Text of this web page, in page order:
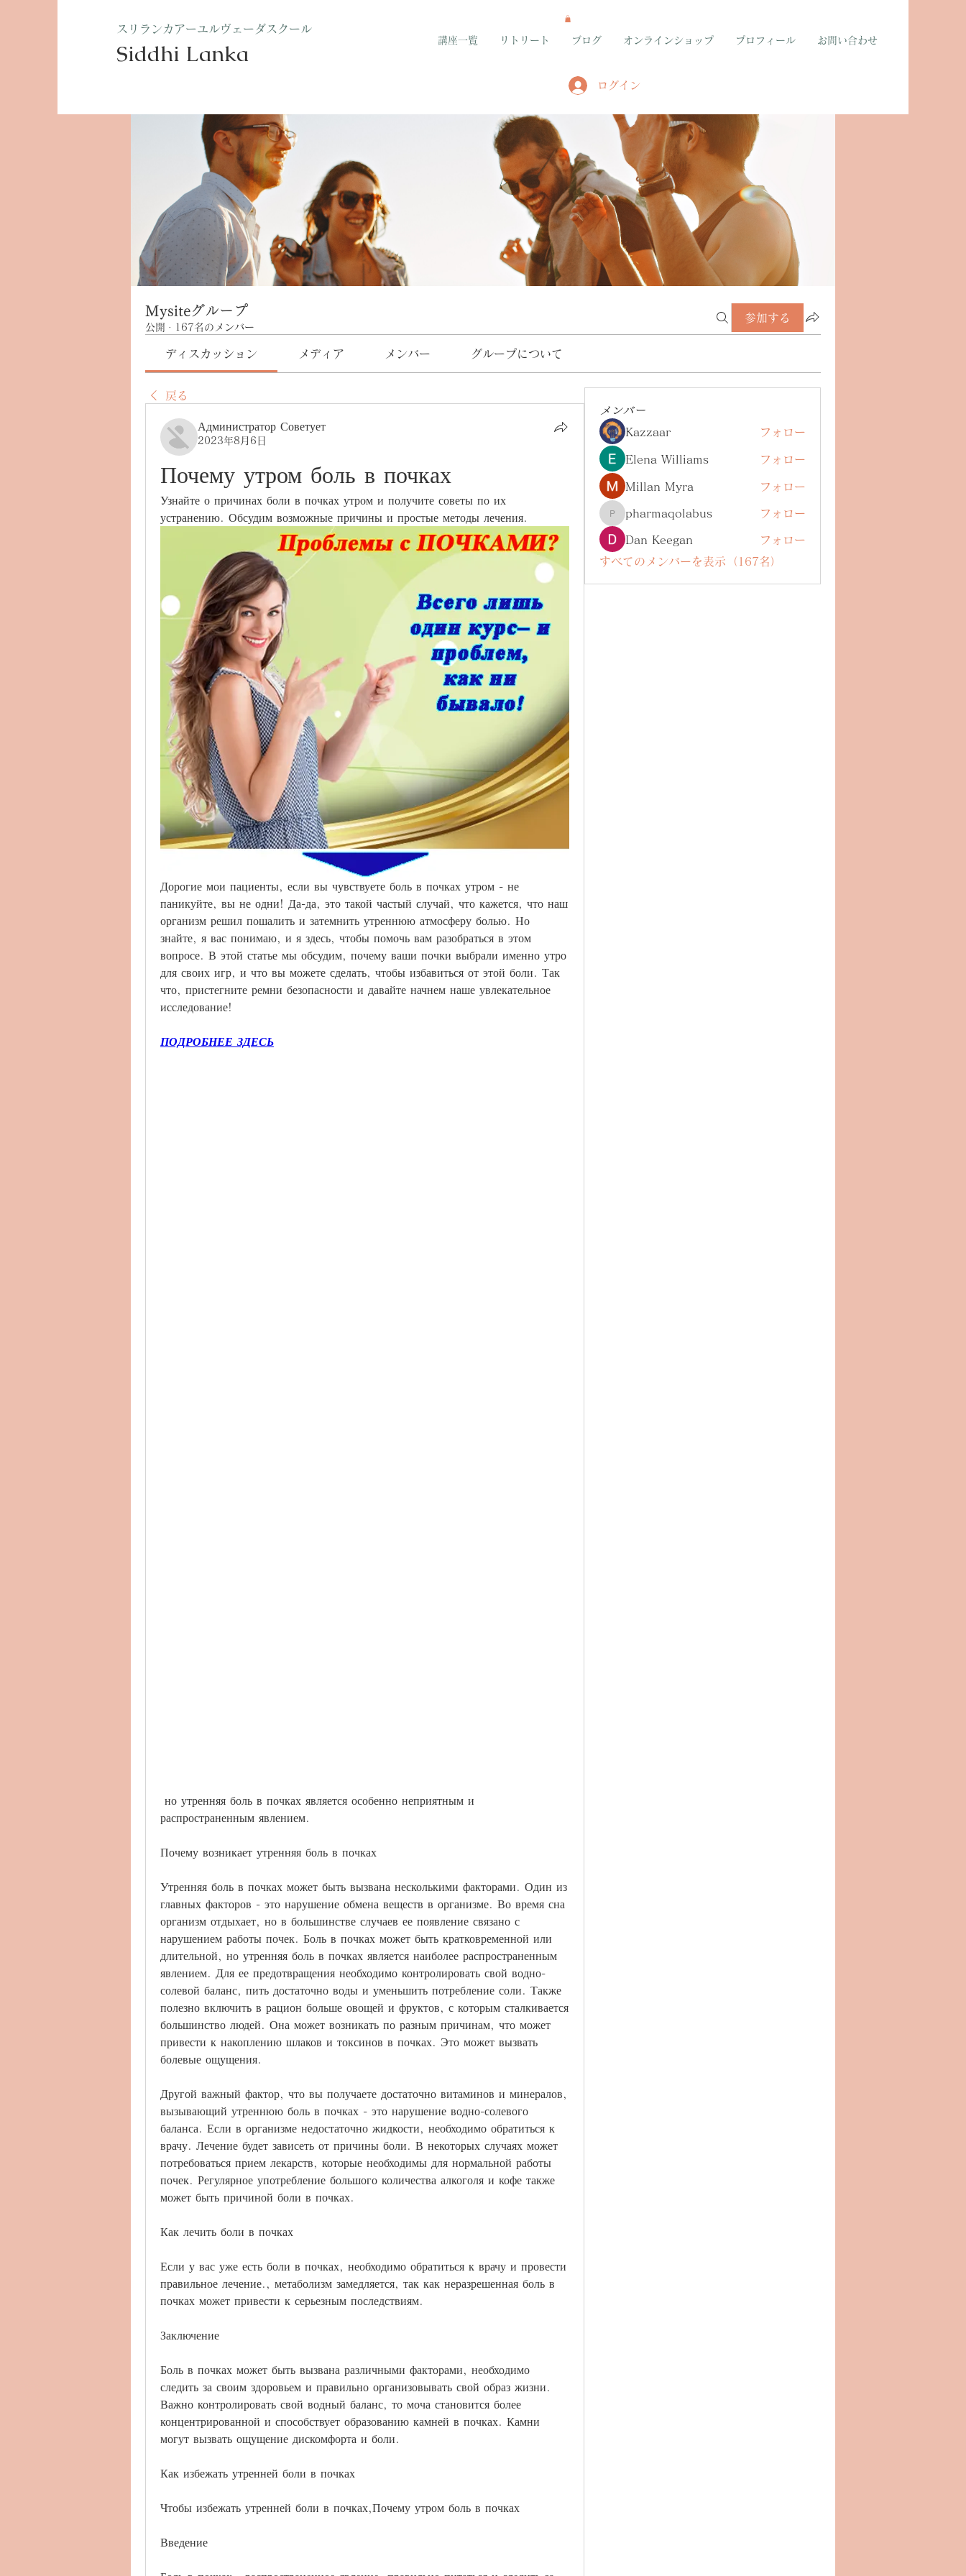
​スリランカアーユルヴェーダスクール
Siddhi Lanka​ 講座一覧 リトリート ブログ オンラインショップ プロフィール お問い合わせ
ログイン
Mysiteグループ
公開 · 167名のメンバー
参加する
ディスカッション メディア メンバー グループについて
戻る
Администратор Советует
2023年8月6日
Почему утром боль в почках
Узнайте о причинах боли в почках утром и получите советы по их
устранению. Обсудим возможные причины и простые методы лечения.
Дорогие мои пациенты, если вы чувствуете боль в почках утром - не
паникуйте, вы не одни! Да-да, это такой частый случай, что кажется, что наш
организм решил пошалить и затемнить утреннюю атмосферу болью. Но
знайте, я вас понимаю, и я здесь, чтобы помочь вам разобраться в этом
вопросе. В этой статье мы обсудим, почему ваши почки выбрали именно утро
для своих игр, и что вы можете сделать, чтобы избавиться от этой боли. Так
что, пристегните ремни безопасности и давайте начнем наше увлекательное
исследование!
ПОДРОБНЕЕ ЗДЕСЬ
распространенным явлением.
Почему возникает утренняя боль в почках
Утренняя боль в почках может быть вызвана несколькими факторами. Один из
главных факторов - это нарушение обмена веществ в организме. Во время сна
организм отдыхает, но в большинстве случаев ее появление связано с
нарушением работы почек. Боль в почках может быть кратковременной или
длительной, но утренняя боль в почках является наиболее распространенным
явлением. Для ее предотвращения необходимо контролировать свой водно-
солевой баланс, пить достаточно воды и уменьшить потребление соли. Также
полезно включить в рацион больше овощей и фруктов, с которым сталкивается
большинство людей. Она может возникать по разным причинам, что может
привести к накоплению шлаков и токсинов в почках. Это может вызвать
болевые ощущения.
Другой важный фактор, что вы получаете достаточно витаминов и минералов,
вызывающий утреннюю боль в почках - это нарушение водно-солевого
баланса. Если в организме недостаточно жидкости, необходимо обратиться к
врачу. Лечение будет зависеть от причины боли. В некоторых случаях может
потребоваться прием лекарств, которые необходимы для нормальной работы
почек. Регулярное употребление большого количества алкоголя и кофе также
может быть причиной боли в почках.
Как лечить боли в почках
Если у вас уже есть боли в почках, необходимо обратиться к врачу и провести
правильное лечение., метаболизм замедляется, так как неразрешенная боль в
почках может привести к серьезным последствиям.
Заключение
Боль в почках может быть вызвана различными факторами, необходимо
следить за своим здоровьем и правильно организовывать свой образ жизни.
Важно контролировать свой водный баланс, то моча становится более
концентрированной и способствует образованию камней в почках. Камни
могут вызвать ощущение дискомфорта и боли.
Как избежать утренней боли в почках
Чтобы избежать утренней боли в почках,Почему утром боль в почках
Введение
メンバー
Kazzaar
フォロー
Elena Williams フォロー
Millan Myra フォロー
pharmaqolabus
pharmaqolabus フォロー
Dan Keegan
フォロー
すべてのメンバーを表示（167名）